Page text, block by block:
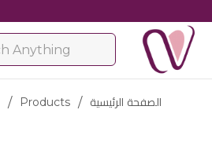
الصفحة الرئيسية /
Products
/